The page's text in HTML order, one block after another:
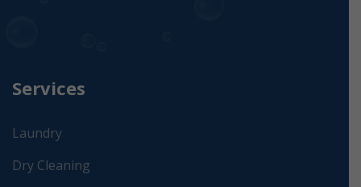
Services
Laundry
Dry Cleaning